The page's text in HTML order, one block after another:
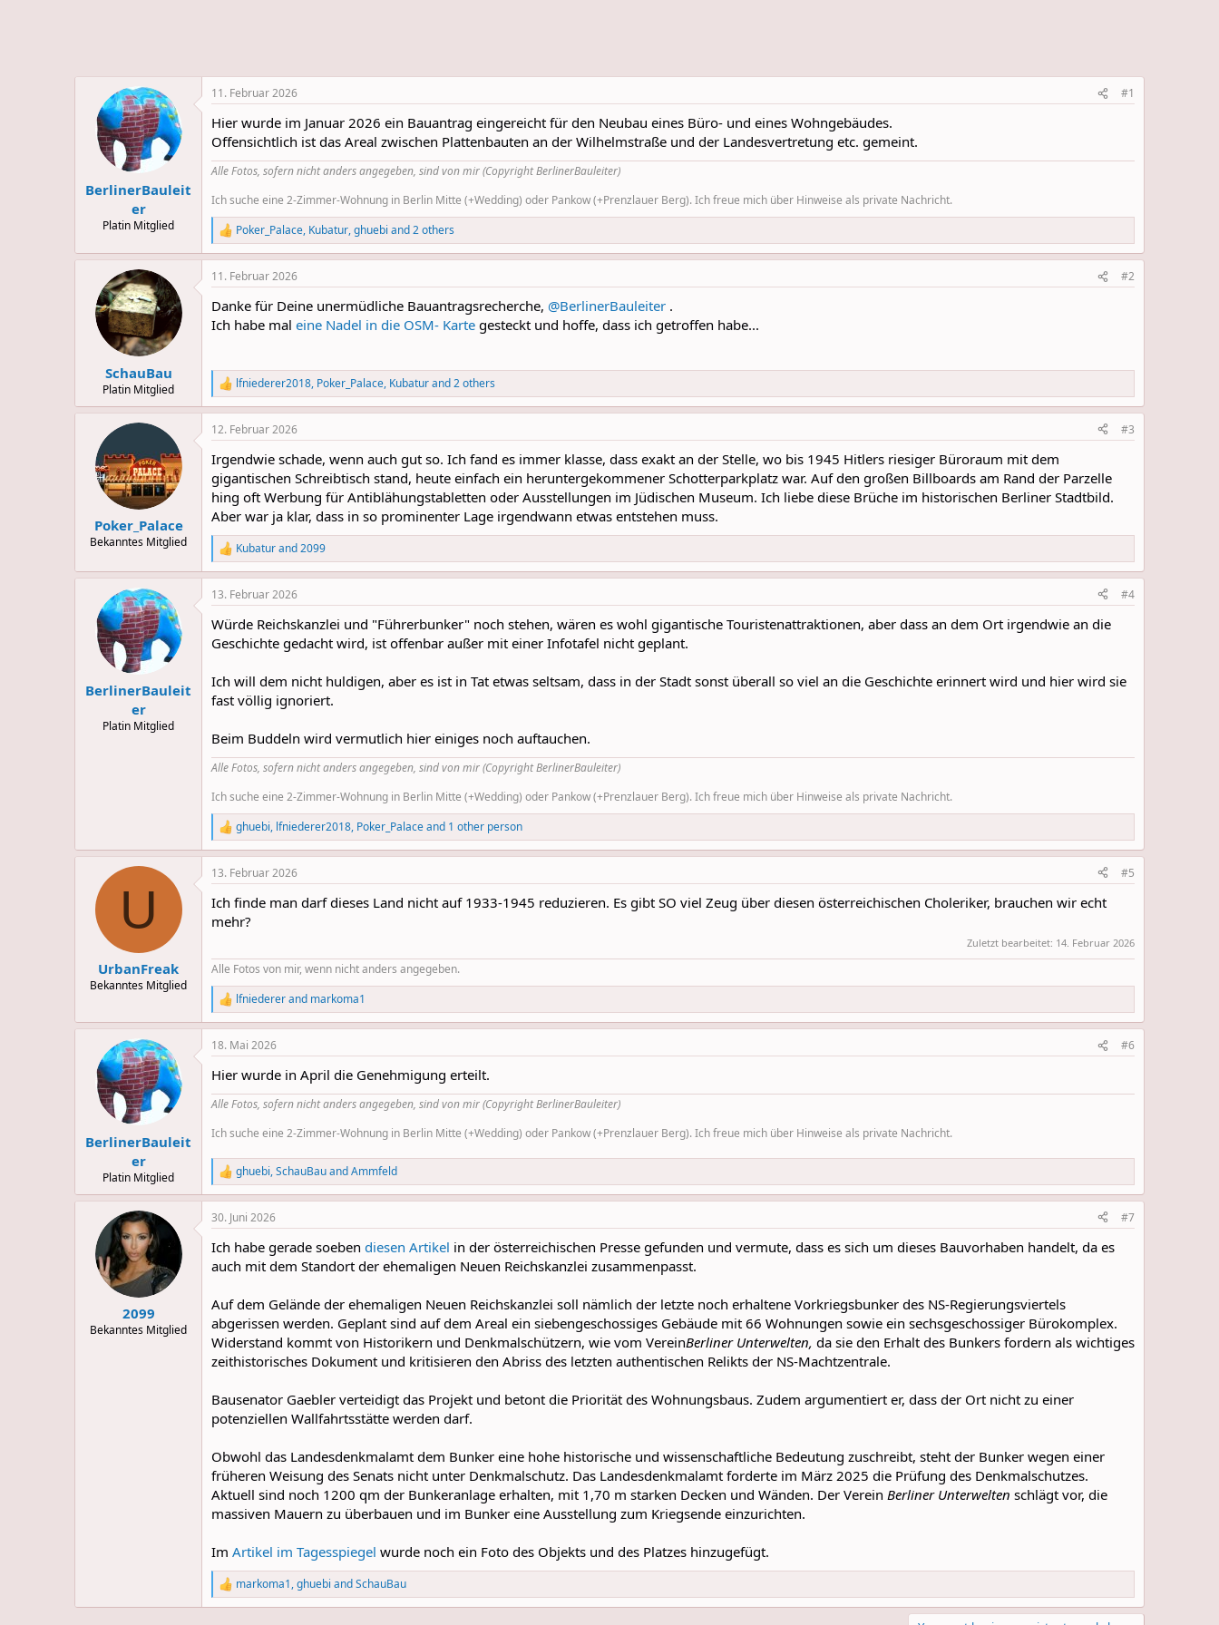
BerlinerBauleit
er
Platin Mitglied
11. Februar 2026 #1
Hier wurde im Januar 2026 ein Bauantrag eingereicht für den Neubau eines Büro- und eines Wohngebäudes.
Offensichtlich ist das Areal zwischen Plattenbauten an der Wilhelmstraße und der Landesvertretung etc. gemeint.
Alle Fotos, sofern nicht anders angegeben, sind von mir (Copyright BerlinerBauleiter)
Ich suche eine 2-Zimmer-Wohnung in Berlin Mitte (+Wedding) oder Pankow (+Prenzlauer Berg). Ich freue mich über Hinweise als private Nachricht.
R
e
a
c
i
o
:
Poker_Palace, Kubatur,ghuebi and 2 others
SchauBau
Platin Mitglied
11. Februar 2026 #2
Danke für Deine unermüdliche Bauantragsrecherche, @BerlinerBauleiter .
Ich habe mal eine Nadel in die OSM- Karte gesteckt und hoffe, dass ich getroffen habe...
R
e
a
c
i
o
n
s
:
lfniederer2018, Poker_Palace, Kubaturand 2 others
Poker_Palace
Bekanntes Mitglied
12. Februar 2026 #3
Irgendwie schade, wenn auch gut so. Ich fand es immer klasse, dass exakt an der Stelle, wo bis 1945 Hitlers riesiger Büroraum mit dem
gigantischen Schreibtisch stand, heute einfach ein heruntergekommener Schotterparkplatz war. Auf den großen Billboards am Rand der Parzelle
hing oft Werbung für Antiblähungstabletten oder Ausstellungen im Jüdischen Museum. Ich liebe diese Brüche im historischen Berliner Stadtbild.
Aber war ja klar, dass in so prominenter Lage irgendwann etwas entstehen muss.
R
e
a
c
i
o
:
Kubaturand2099
BerlinerBauleit
er
Platin Mitglied
13. Februar 2026 #4
Würde Reichskanzlei und "Führerbunker" noch stehen, wären es wohl gigantische Touristenattraktionen, aber dass an dem Ort irgendwie an die
Geschichte gedacht wird, ist offenbar außer mit einer Infotafel nicht geplant.
Ich will dem nicht huldigen, aber es ist in Tat etwas seltsam, dass in der Stadt sonst überall so viel an die Geschichte erinnert wird und hier wird sie
fast völlig ignoriert.
Beim Buddeln wird vermutlich hier einiges noch auftauchen.
Alle Fotos, sofern nicht anders angegeben, sind von mir (Copyright BerlinerBauleiter)
Ich suche eine 2-Zimmer-Wohnung in Berlin Mitte (+Wedding) oder Pankow (+Prenzlauer Berg). Ich freue mich über Hinweise als private Nachricht.
R
e
a
c
i
o
:
ghuebi, lfniederer2018, Poker_Palaceand 1 other person
U
UrbanFreak
Bekanntes Mitglied
13. Februar 2026 #5
Ich finde man darf dieses Land nicht auf 1933-1945 reduzieren. Es gibt SO viel Zeug über diesen österreichischen Choleriker, brauchen wir echt
mehr?
Zuletzt bearbeitet: 14. Februar 2026
Alle Fotos von mir, wenn nicht anders angegeben.
R
e
a
c
i
o
n
:
lfniedererand markoma1
BerlinerBauleit
er
Platin Mitglied
18. Mai 2026 #6
Hier wurde in April die Genehmigung erteilt.
Alle Fotos, sofern nicht anders angegeben, sind von mir (Copyright BerlinerBauleiter)
Ich suche eine 2-Zimmer-Wohnung in Berlin Mitte (+Wedding) oder Pankow (+Prenzlauer Berg). Ich freue mich über Hinweise als private Nachricht.
R
e
a
c
i
o
:
ghuebi,SchauBauandAmmfeld
2099
Bekanntes Mitglied
30. Juni 2026 #7
Ich habe gerade soeben diesen Artikel in der österreichischen Presse gefunden und vermute, dass es sich um dieses Bauvorhaben handelt, da es
auch mit dem Standort der ehemaligen Neuen Reichskanzlei zusammenpasst.
Auf dem Gelände der ehemaligen Neuen Reichskanzlei soll nämlich der letzte noch erhaltene Vorkriegsbunker des NS-Regierungsviertels
abgerissen werden. Geplant sind auf dem Areal ein siebengeschossiges Gebäude mit 66 Wohnungen sowie ein sechsgeschossiger Bürokomplex.
Widerstand kommt von Historikern und Denkmalschützern, wie vom VereinBerliner Unterwelten, da sie den Erhalt des Bunkers fordern als wichtiges
zeithistorisches Dokument und kritisieren den Abriss des letzten authentischen Relikts der NS-Machtzentrale.
Bausenator Gaebler verteidigt das Projekt und betont die Priorität des Wohnungsbaus. Zudem argumentiert er, dass der Ort nicht zu einer
potenziellen Wallfahrtsstätte werden darf.
Obwohl das Landesdenkmalamt dem Bunker eine hohe historische und wissenschaftliche Bedeutung zuschreibt, steht der Bunker wegen einer
früheren Weisung des Senats nicht unter Denkmalschutz. Das Landesdenkmalamt forderte im März 2025 die Prüfung des Denkmalschutzes.
Aktuell sind noch 1200 qm der Bunkeranlage erhalten, mit 1,70 m starken Decken und Wänden. Der Verein Berliner Unterwelten schlägt vor, die
massiven Mauern zu überbauen und im Bunker eine Ausstellung zum Kriegsende einzurichten.
Im Artikel im Tagesspiegel wurde noch ein Foto des Objekts und des Platzes hinzugefügt.
R
e
markoma1,ghuebi andSchauBau